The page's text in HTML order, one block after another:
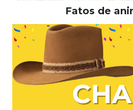
Fatos de